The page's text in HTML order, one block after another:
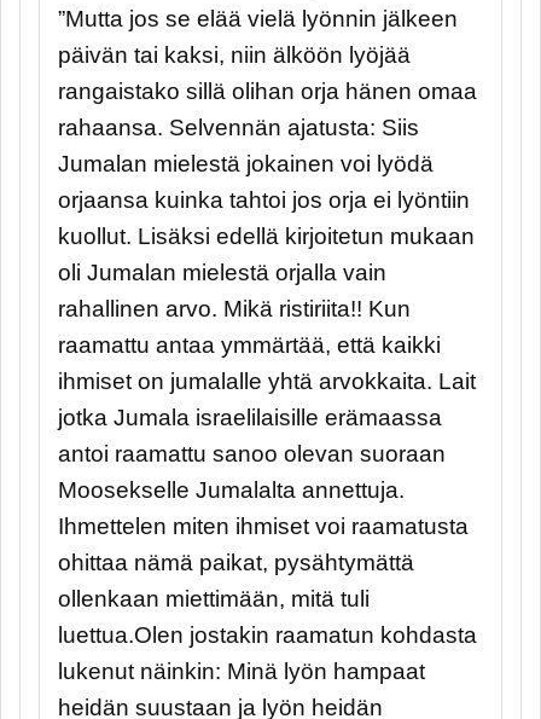
”Mutta jos se elää vielä lyönnin jälkeen
päivän tai kaksi, niin älköön lyöjää
rangaistako sillä olihan orja hänen omaa
rahaansa. Selvennän ajatusta: Siis
Jumalan mielestä jokainen voi lyödä
orjaansa kuinka tahtoi jos orja ei lyöntiin
kuollut. Lisäksi edellä kirjoitetun mukaan
oli Jumalan mielestä orjalla vain
rahallinen arvo. Mikä ristiriita!! Kun
raamattu antaa ymmärtää, että kaikki
ihmiset on jumalalle yhtä arvokkaita. Lait
jotka Jumala israelilaisille erämaassa
antoi raamattu sanoo olevan suoraan
Moosekselle Jumalalta annettuja.
Ihmettelen miten ihmiset voi raamatusta
ohittaa nämä paikat, pysähtymättä
ollenkaan miettimään, mitä tuli
luettua.Olen jostakin raamatun kohdasta
lukenut näinkin: Minä lyön hampaat
heidän suustaan ja lyön heidän